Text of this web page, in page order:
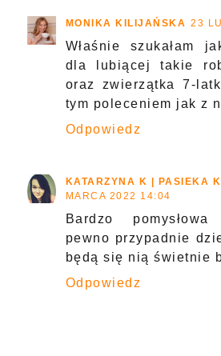
MONIKA KILIJAŃSKA 23
Właśnie szukałam
dla lubiącej takie
oraz zwierzątka 7-
tym poleceniem jak z
Odpowiedz
KATARZYNA K | PASIEKA
MARCA 2022 14:04
Bardzo
pewno przypadnie
będą się nią świetnie
Odpowiedz